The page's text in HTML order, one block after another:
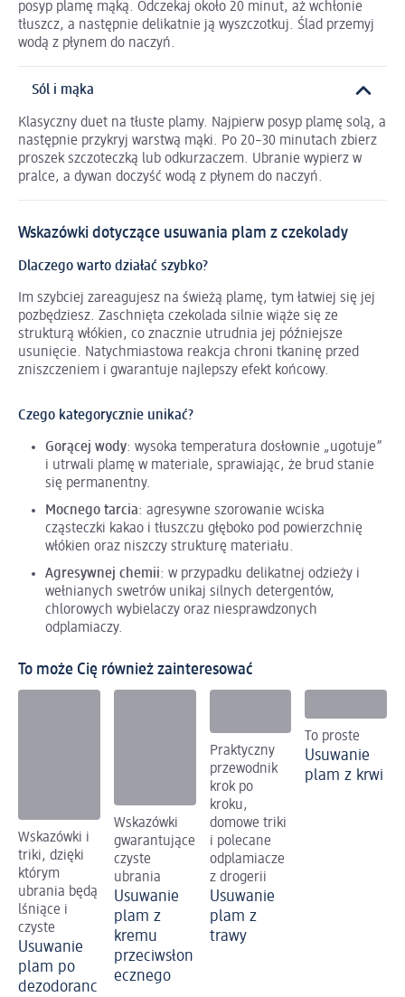
posyp plamę mąką. Odczekaj około 20 minut, aż wchłonie
tłuszcz, a następnie delikatnie ją wyszczotkuj. Ślad przemyj
wodą z płynem do naczyń.
Sól i mąka
Klasyczny duet na tłuste plamy. Najpierw posyp plamę solą, a
następnie przykryj warstwą mąki. Po 20–30 minutach zbierz
proszek szczoteczką lub odkurzaczem. Ubranie wypierz w
pralce, a dywan doczyść wodą z płynem do naczyń.
Wskazówki dotyczące usuwania plam z czekolady
Dlaczego warto działać szybko?
Im szybciej zareagujesz na świeżą plamę, tym łatwiej się jej
pozbędziesz. Zaschnięta czekolada silnie wiąże się ze
strukturą włókien, co znacznie utrudnia jej późniejsze
usunięcie. Natychmiastowa reakcja chroni tkaninę przed
zniszczeniem i gwarantuje najlepszy efekt końcowy.
Czego kategorycznie unikać?
Gorącej wody: wysoka temperatura dosłownie „ugotuje”
i utrwali plamę w materiale, sprawiając, że brud stanie
się permanentny.
Mocnego tarcia: agresywne szorowanie wciska
cząsteczki kakao i tłuszczu głęboko pod powierzchnię
włókien oraz niszczy strukturę materiału.
Agresywnej chemii: w przypadku delikatnej odzieży i
wełnianych swetrów unikaj silnych detergentów,
chlorowych wybielaczy oraz niesprawdzonych
odplamiaczy.
To może Cię również zainteresować
Wskazówki i
triki, dzięki
którym
ubrania będą
lśniące i
czyste
Usuwanie
plam po
dezodoranc
Wskazówki
gwarantujące
czyste
ubrania
Usuwanie
plam z
kremu
przeciwsłon
ecznego
Praktyczny
przewodnik
krok po
kroku,
domowe triki
i polecane
odplamiacze
z drogerii
Usuwanie
plam z
trawy
To proste
Usuwanie
plam z krwi